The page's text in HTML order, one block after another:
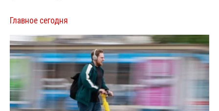
Главное сегодня